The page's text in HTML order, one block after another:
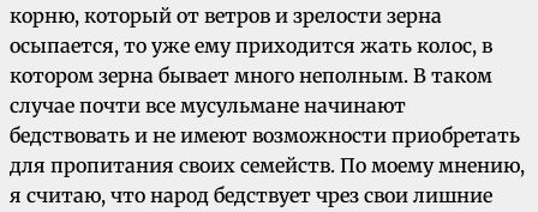
корню, который от ветров и зрелости зерна
осыпается, то уже ему приходится жать колос, в
котором зерна бывает много неполным. В таком
случае почти все мусульмане начинают
бедствовать и не имеют возможности приобретать
для пропитания своих семейств. По моему мнению,
я считаю, что народ бедствует чрез свои лишние